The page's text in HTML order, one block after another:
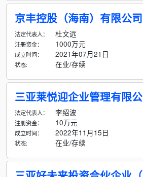
京丰控股（海南）有限公司
法定代表人： 杜文远
注册资金： 1000万元
成立时间： 2021年07月21日
状态: 在业/存续
三亚莱悦迎企业管理有限
法定代表人： 李绍波
注册资金： 10万元
成立时间： 2022年11月15日
状态: 在业/存续